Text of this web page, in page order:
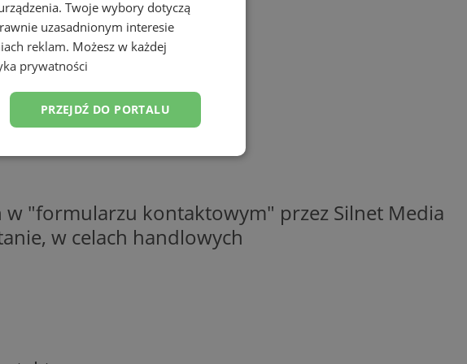
"formularzu kontaktowym" przez Silnet Media
w celach handlowych
Twoje wybory dotyczą
uzasadnionym interesie
reklam. Możesz w każdej
prywatności
PRZEJDŹ DO PORTALU
Niesklasyfikowane